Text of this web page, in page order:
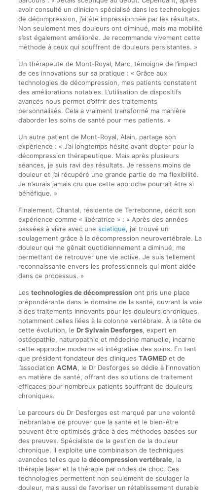
avoir consulté un clinicien spécialisé dans les technologies
de décompression, j’ai été impressionnée par les résultats.
Non seulement mes douleurs ont diminué, mais ma mobilité
s’est également améliorée. Je recommande vivement cette
méthode à ceux qui souffrent de douleurs persistantes. »
Un thérapeute de Mont-Royal, Marc, témoigne de l’impact
de ces innovations sur sa pratique : « Grâce aux
technologies de décompression, mes patients constatent
des améliorations notables. L’utilisation de dispositifs
avancés nous permet d’offrir des traitements
personnalisés. Cela a vraiment transformé ma manière
d’aborder les soins de santé pour mes patients. »
Un autre patient de Mont-Royal, Alain, partage son
expérience : « J’ai longtemps hésité avant d’opter pour la
décompression thérapeutique. Mais après plusieurs
séances, je suis ravi des résultats. Je ressens moins de
douleur et j’ai récupéré une grande partie de ma flexibilité.
Je n’aurais jamais cru que cette approche pourrait être si
bénéfique. »
Finalement, Chantal, résidente de Terrebonne, décrit son
expérience comme « libératrice » : « Après des années
passées à vivre avec une sciatique, j’ai trouvé un
soulagement grâce à la décompression neurovertébrale. La
douleur qui me gênait quotidiennement a diminué, me
permettant de retrouver une vie active. Je suis tellement
reconnaissante envers les professionnels qui m’ont aidée
dans ce processus. »
Les technologies de décompressionont pris une place
prépondérante dans le domaine de la santé, ouvrant la voie
à des traitements innovants pour les douleurs chroniques,
notamment celles liées à la colonne vertébrale. À la tête de
cette évolution, le Dr Sylvain Desforges, expert en
ostéopathie, naturopathie et médecine manuelle, incarne
cette approche moderne et intégrative des soins. En tant
que président fondateur des cliniques TAGMEDet de
l’association ACMA, le Dr Desforges se dédie à l’innovation
en matière de santé, offrant des solutions de traitement
efficaces pour nombreux patients souffrant de douleurs
chroniques.
Le parcours du Dr Desforges est marqué par une volonté
inébranlable de prouver que la santé et le bien-être
peuvent être optimisés grâce à des méthodes basées sur
des preuves. Spécialiste de la gestion de la douleur
chronique, il exploite une combinaison de techniques
avancées telles que la décompression vertébrale, la
thérapie laser et la thérapie par ondes de choc. Ces
technologies permettent non seulement de soulager la
douleur, mais aussi de favoriser un rétablissement durable